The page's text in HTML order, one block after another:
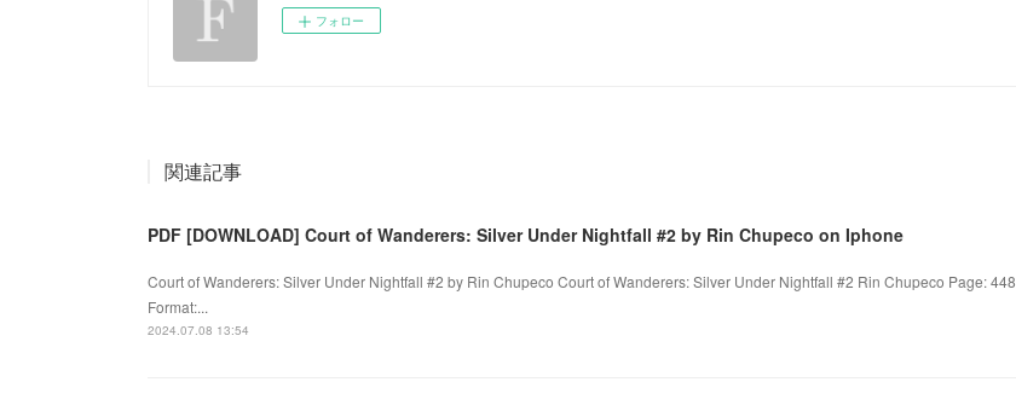
フォロー
関連記事
PDF [DOWNLOAD] Court of Wanderers: Silver Under Nightfall #2 by Rin Chupeco on Iphone
Court of Wanderers: Silver Under Nightfall #2 by Rin Chupeco Court of Wanderers: Silver Under Nightfall #2 Rin Chupeco Page: 448
Format:...
2024.07.08 13:54